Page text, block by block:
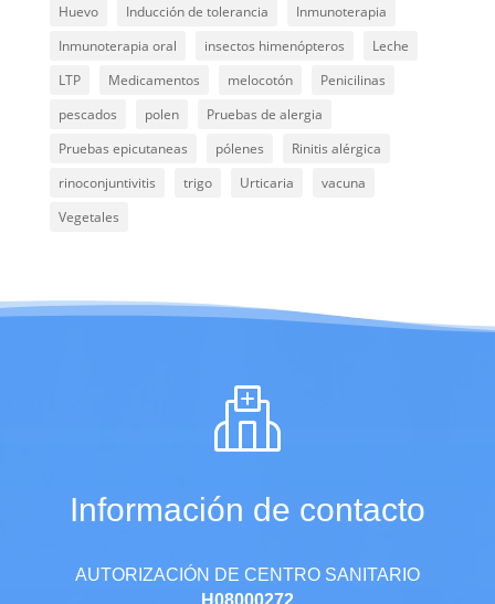
Huevo
Inducción de tolerancia
Inmunoterapia
Inmunoterapia oral
insectos himenópteros
Leche
LTP
Medicamentos melocotón
Penicilinas
pescados
polen
Pruebas de alergia
Pruebas epicutaneas
pólenes
Rinitis alérgica
rinoconjuntivitis
trigo Urticaria
vacuna
Vegetales
Información de contacto
AUTORIZACIÓN DE CENTRO SANITARIO
H08000272